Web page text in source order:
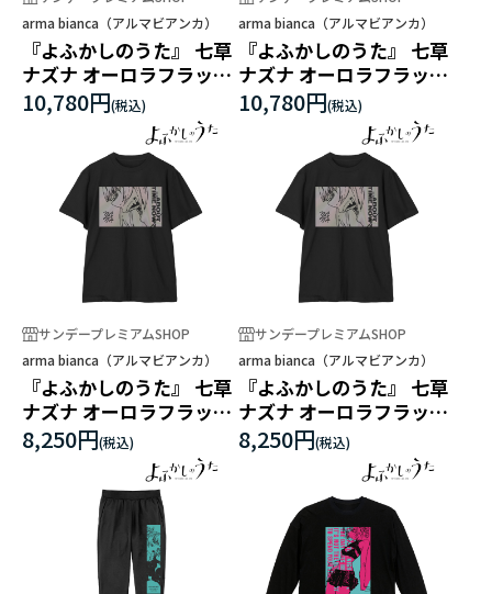
arma bianca（アルマビアンカ）
『よふかしのうた』 七草
ナズナ オーロラフラッシ
ュプリントパーカーメン
10,780円
arma bianca（アルマビアンカ）
『よふかしのうた』 七草
ナズナ オーロラフラッシ
ュプリントパーカーレデ
ィース
10,780円
サンデープレミアムSHOP
arma bianca（アルマビアンカ）
『よふかしのうた』 七草
ナズナ オーロラフラッシ
ュプリントTシャツメン
ズ
8,250円
サンデープレミアムSHOP
arma bianca（アルマビアンカ）
『よふかしのうた』 七草
ナズナ オーロラフラッシ
ュプリントTシャツレデ
ィース
8,250円